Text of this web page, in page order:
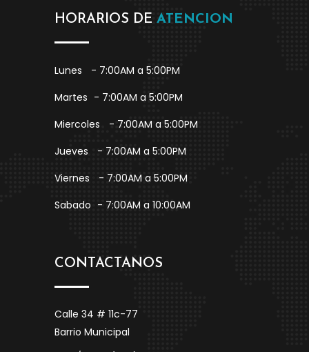
HORARIOS DE ATENCION
Lunes
- 7:00AM a 5:00PM
Martes - 7:00AM a 5:00PM
Miercoles
- 7:00AM a 5:00PM
Jueves
- 7:00AM a 5:00PM
Viernes
- 7:00AM a 5:00PM
Sabado - 7:00AM a 10:00AM
CONTACTANOS
Calle 34 # 11c-77
Barrio Municipal